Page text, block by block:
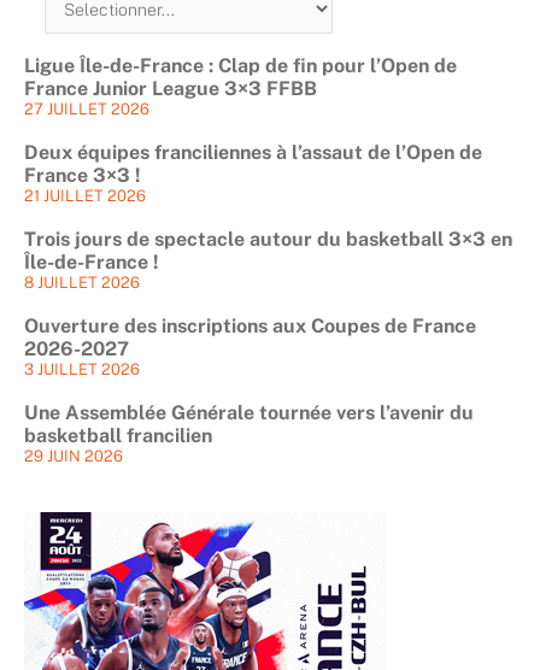
Ligue Île-de-France : Clap de fin pour l’Open de
France Junior League 3×3 FFBB
27 JUILLET 2026
Deux équipes franciliennes à l’assaut de l’Open de
France 3×3 !
21 JUILLET 2026
Trois jours de spectacle autour du basketball 3×3 en
Île-de-France !
8 JUILLET 2026
Ouverture des inscriptions aux Coupes de France
2026-2027
3 JUILLET 2026
Une Assemblée Générale tournée vers l’avenir du
basketball francilien
29 JUIN 2026